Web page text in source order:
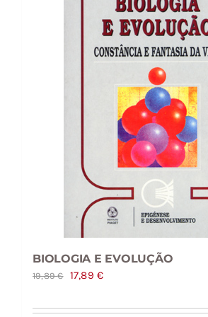
BIOLOGIA E EVOLUÇÃO
19,89€
O
original
17,89€O
atual